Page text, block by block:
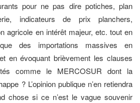
pour ne pas dire potiches, plan
indicateurs de prix planchers,
agricole en intérêt majeur, etc. tout en
des importations massives en
en évoquant brièvement les clauses
comme le MERCOSUR dont la
? L’opinion publique n’en retiendra
chose si ce n’est le vague souvenir